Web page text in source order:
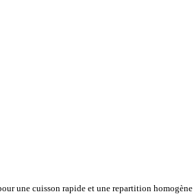
une cuisson rapide et une repartition homogène